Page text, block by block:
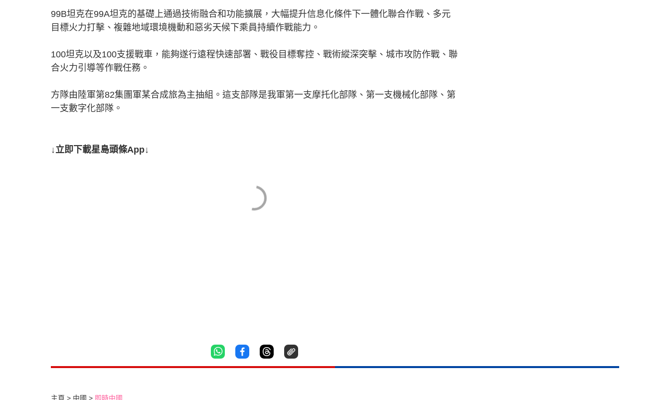
99B坦克在99A坦克的基礎上通過技術融合和功能擴展，大幅提升信息化條件下一體化聯合作戰、多元
目標火力打擊、複雜地域環境機動和惡劣天候下乘員持續作戰能力。
100坦克以及100支援戰車，能夠遂行遠程快速部署、戰役目標奪控、戰術縱深突擊、城市攻防作戰、聯
合火力引導等作戰任務。
方隊由陸軍第82集團軍某合成旅為主抽組。這支部隊是我軍第一支摩托化部隊、第一支機械化部隊、第
一支數字化部隊。
↓立即下載星島頭條App↓
主頁 中國 即時中國